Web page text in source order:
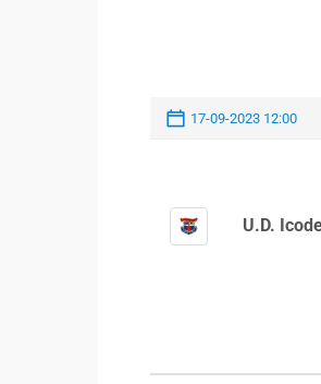
17-09-2023 12:00
U.D.